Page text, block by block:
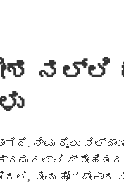
ನಲ್ಲಿ
ನೀವು ರೈಲು
ಹೋಗಬೇಕಾದ